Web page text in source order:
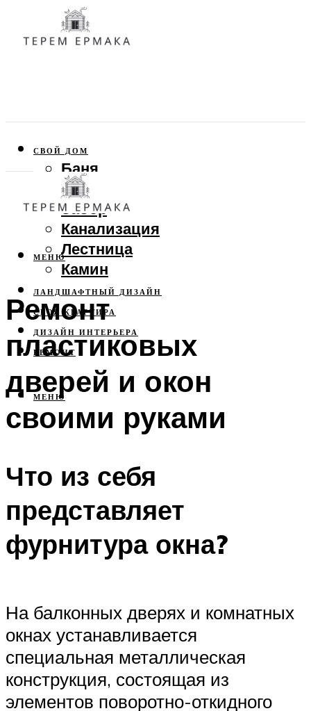
СВОЙ ДОМ
Баня
Веранда
Забор
Канализация
Лестница
Камин
ЛАНДШАФТНЫЙ ДИЗАЙН
СВОЯ КВАРТИРА
ДИЗАЙН ИНТЕРЬЕРА
РЕМОНТ
МЕНЮ
МЕНЮ
Ремонт
пластиковых
дверей и окон
своими руками
Что из себя
представляет
фурнитура окна?
На балконных дверях и комнатных
окнах устанавливается
специальная металлическая
конструкция, состоящая из
элементов поворотно-откидного